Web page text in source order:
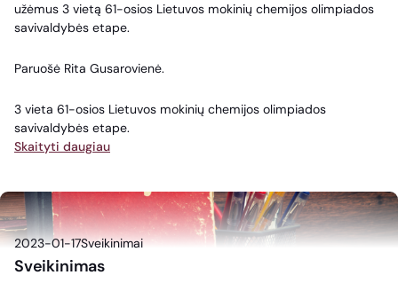
užėmus 3 vietą 61-osios Lietuvos mokinių chemijos olimpiados
savivaldybės etape.
Paruošė Rita Gusarovienė.
3 vieta 61-osios Lietuvos mokinių chemijos olimpiados
savivaldybės etape.
Skaityti daugiau
2023-01-17Sveikinimai
Sveikinimas